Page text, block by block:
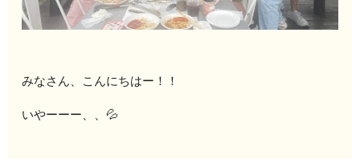
みなさん、こんにちはー！！
いやーーー、、💦